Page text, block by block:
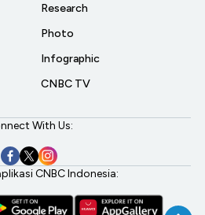
Research
Photo
Infographic
CNBC TV
With Us:
CNBC Indonesia: